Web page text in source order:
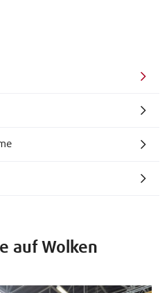
auf Wolken